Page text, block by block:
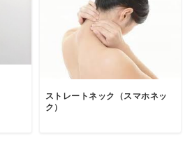
ストレートネック（スマホネッ
ク）